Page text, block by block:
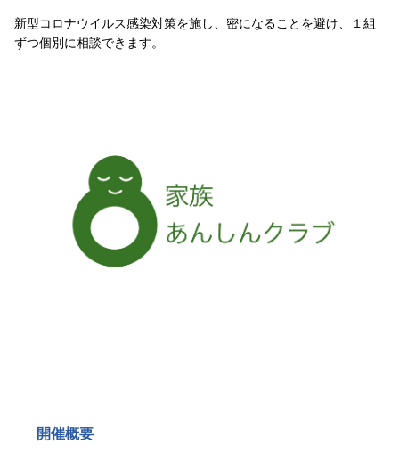
新型コロナウイルス感染対策を施し、密になることを避け、１組
ずつ個別に相談できます。
開催概要